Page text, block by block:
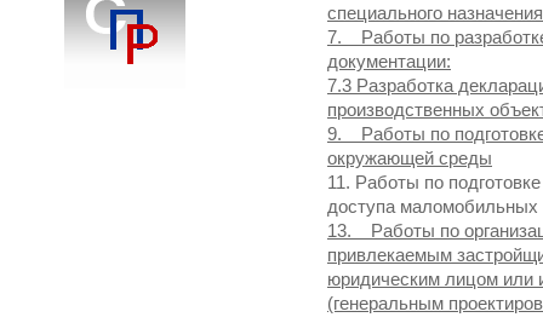
специального
7. Работы по
документации:
7.3 Разработка
производственных
9. Работы по
окружающей среды
11. Работы по
доступа маломобильных
13. Работы по
привлекаемым
юридическим лицом или
(генеральным